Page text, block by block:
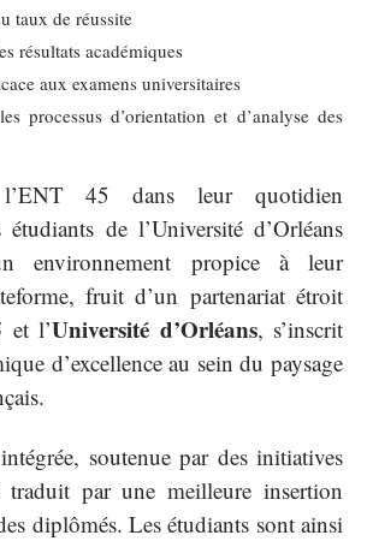
taux de réussite
résultats académiques
aux examens universitaires
processus d’orientation et d’analyse des
45 dans leur quotidien
étudiants de l’Université d’Orléans
environnement propice à leur
fruit d’un partenariat étroit
et l’Université d’Orléans, s’inscrit
d’excellence au sein du paysage
soutenue par des initiatives
traduit par une meilleure insertion
diplômés. Les étudiants sont ainsi